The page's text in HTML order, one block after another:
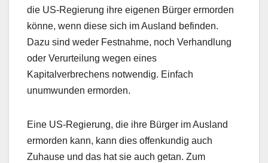
die US-Regierung ihre eigenen Bürger ermorden
könne, wenn diese sich im Ausland befinden.
Dazu sind weder Festnahme, noch Verhandlung
oder Verurteilung wegen eines
Kapitalverbrechens notwendig. Einfach
unumwunden ermorden.
Eine US-Regierung, die ihre Bürger im Ausland
ermorden kann, kann dies offenkundig auch
Zuhause und das hat sie auch getan. Zum